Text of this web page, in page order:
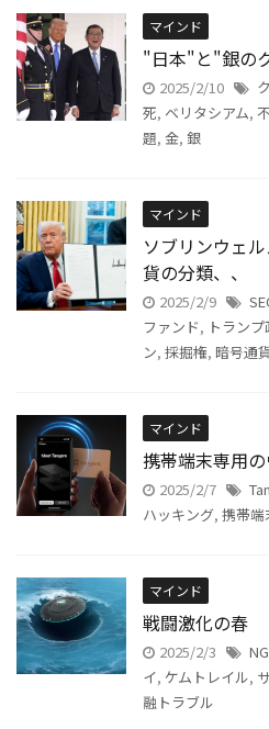
マインド
"日本"と"銀の
2025/2/10
死, ベリタシアム,
題, 金, 銀
マインド
ソブリンウェ
貨の分類、、
2025/2/9
ファンド, トラン
ン, 採掘権, 暗号通
マインド
携帯端末専用
2025/2/7
ハッキング, 携帯端
マインド
戦闘激化の春
2025/2/3
イ, ケムトレイル,
融トラブル